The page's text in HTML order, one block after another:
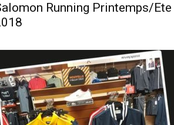
Running Printemps/Ete